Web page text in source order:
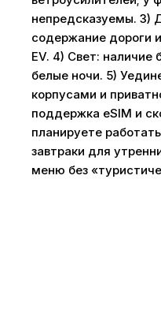
непредсказуемы. 3)
содержание дороги
EV. 4) Свет: наличие
белые ночи. 5)
корпусами и
поддержка eSIM и
планируете
завтраки для
меню без